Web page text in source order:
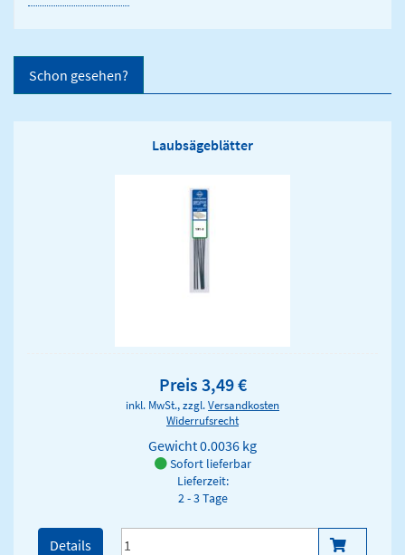
Schon gesehen?
Laubsägeblätter
Preis 3,49 €
inkl. MwSt., zzgl.Versandkosten
Widerrufsrecht
Gewicht0.0036 kg
Sofort lieferbar
Lieferzeit:
2 - 3 Tage
Details